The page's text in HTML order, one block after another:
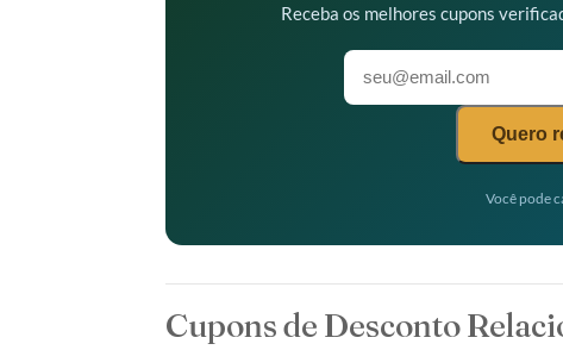
Receba os melhores cupons
Quero
Você pode
Cupons de Desconto